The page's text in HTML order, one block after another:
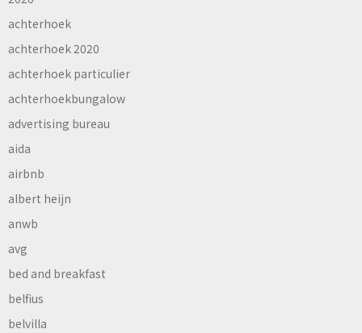
achterhoek
achterhoek 2020
achterhoek particulier
achterhoekbungalow
advertising bureau
aida
airbnb
albert heijn
anwb
avg
bed and breakfast
belfius
belvilla